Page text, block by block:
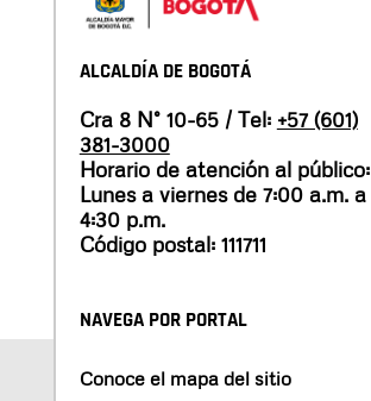
ALCALDÍA DE BOGOTÁ
Cra 8 N° 10-65 / Tel: +57 (601)
381-3000
Horario de atención al público:
Lunes a viernes de 7:00 a.m. a
4:30 p.m.
Código postal: 111711
NAVEGA POR PORTAL
Conoce el mapa del sitio